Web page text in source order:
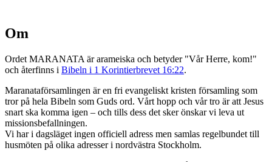
Om
Ordet MARANATA är arameiska och betyder "Vår Herre, kom!"
och återfinns i Bibeln i 1 Korintierbrevet 16:22.
Maranataförsamlingen är en fri evangeliskt kristen församling som
tror på hela Bibeln som Guds ord. Vårt hopp och vår tro är att Jesus
snart ska komma igen – och tills dess det sker önskar vi leva ut
missionsbefallningen.
Vi har i dagsläget ingen officiell adress men samlas regelbundet till
husmöten på olika adresser i nordvästra Stockholm.